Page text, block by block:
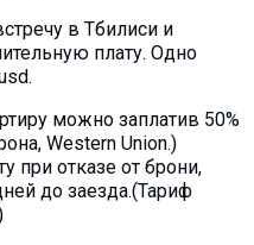
в Тбилиси и
плату. Oдно
можно заплатив 50%
Western Union.)
при отказе от брони,
до заезда.(Тариф